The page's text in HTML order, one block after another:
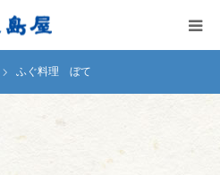
ふぐ料理 ぼて